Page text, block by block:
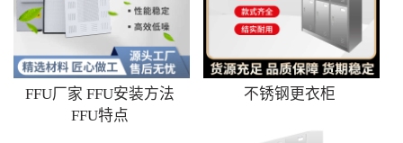
FFU厂家 FFU安装方法
FFU特点
不锈钢更衣柜